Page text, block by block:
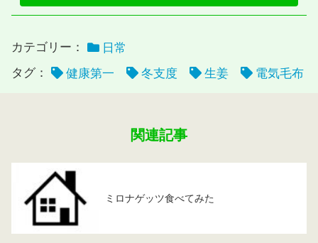
カテゴリー：
日常
タグ：
健康第一 冬支度 生姜 電気毛布
関連記事
ミロナゲッツ食べてみた